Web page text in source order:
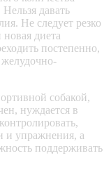
давать
Не следует резко
диета
постепенно,
собакой,
нуждается в
и упражнения, а
поддерживать